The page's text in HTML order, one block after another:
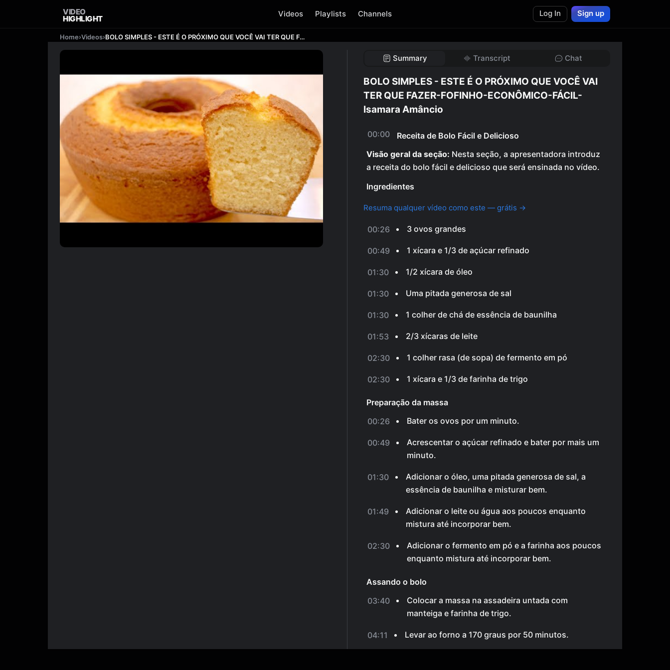
VIDEO
HIGHLIGHT
Videos Playlists Channels Log In Sign up
Home›Videos› BOLO SIMPLES - ESTE É O PRÓXIMO QUE VOCÊ VAI TER QUE FAZER-FOFINHO-ECONÔMICO-FÁCIL-Isamara Amâncio
Summary Transcript Chat
BOLO SIMPLES - ESTE É O PRÓXIMO QUE VOCÊ VAI
TER QUE FAZER-FOFINHO-ECONÔMICO-FÁCIL-
Isamara Amâncio
00:00
Receita de Bolo Fácil e Delicioso
Visão geral da seção: Nesta seção, a apresentadora introduz
a receita do bolo fácil e delicioso que será ensinada no vídeo.
Ingredientes
Resuma qualquer vídeo como este — grátis →
00:26 3 ovos grandes
00:49 1 xícara e 1/3 de açúcar refinado
01:30 1/2 xícara de óleo
01:30 Uma pitada generosa de sal
01:30 1 colher de chá de essência de baunilha
01:53 2/3 xícaras de leite
02:30 1 colher rasa (de sopa) de fermento em pó
02:30 1 xícara e 1/3 de farinha de trigo
Preparação da massa
00:26
Bater os ovos por um minuto.
00:49
Acrescentar o açúcar refinado e bater por mais um
minuto.
01:30
Adicionar o óleo, uma pitada generosa de sal, a
essência de baunilha e misturar bem.
01:49
Adicionar o leite ou água aos poucos enquanto
mistura até incorporar bem.
02:30
Adicionar o fermento em pó e a farinha aos poucos
enquanto mistura até incorporar bem.
Assando o bolo
03:40
Colocar a massa na assadeira untada com
manteiga e farinha de trigo.
04:11 Levar ao forno a 170 graus por 50 minutos.